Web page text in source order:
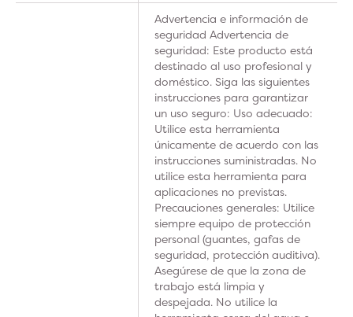
Advertencia e información de
seguridad Advertencia de
seguridad: Este producto está
destinado al uso profesional y
doméstico. Siga las siguientes
instrucciones para garantizar
un uso seguro: Uso adecuado:
Utilice esta herramienta
únicamente de acuerdo con las
instrucciones suministradas. No
utilice esta herramienta para
aplicaciones no previstas.
Precauciones generales: Utilice
siempre equipo de protección
personal (guantes, gafas de
seguridad, protección auditiva).
Asegúrese de que la zona de
trabajo está limpia y
despejada. No utilice la